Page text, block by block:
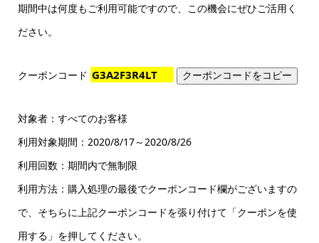
期間中は何度もご利用可能ですので、この機会にぜひご活用く
ださい。
クーポンコード クーポンコードをコピー
対象者：すべてのお客様
利用対象期間：2020/8/17～2020/8/26
利用回数：期間内で無制限
利用方法：購入処理の最後でクーポンコード欄がございますの
で、そちらに上記クーポンコードを張り付けて「クーポンを使
用する」を押してください。